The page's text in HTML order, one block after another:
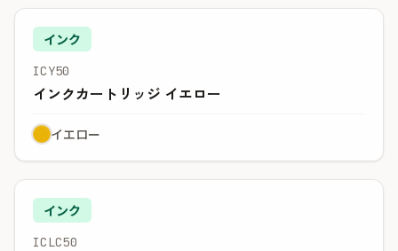
インク
ICY50
インクカートリッジ イエロー
イエロー
インク
ICLC50